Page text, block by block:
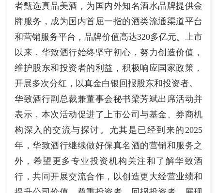
者甄选真品美酒，为国内外知名酒水品牌提供金
牌服务，成为国内首屈一指的酒类流通渠道平台
和营销服务平台，品牌价值高达320多亿元。上市
以来，华致酒行始终坚守初心，努力创造价值，
维护股东和投资者的利益，积极响应国家政策，
开展多次分红，以真金白银回报股东和投资者。
华致酒行副总裁兼董事会秘书梁芳斌出席活动并
表示，本次活动促进了上市公司与基金、券商机
构深入的交流与探讨。尤其是已经到来的2025
年，华致酒行继续做好保真名酒的营销和服务之
外，希望更多专业投资机构关注和了解华致酒
行，共同开展交流合作，以创造更大经营业绩和